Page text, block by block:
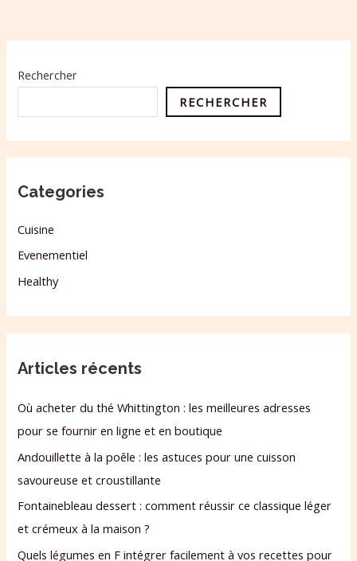
Rechercher
RECHERCHER
Categories
Cuisine
Evenementiel
Healthy
Articles récents
Où acheter du thé Whittington : les meilleures adresses
pour se fournir en ligne et en boutique
Andouillette à la poêle : les astuces pour une cuisson
savoureuse et croustillante
Fontainebleau dessert : comment réussir ce classique léger
et crémeux à la maison ?
Quels légumes en F intégrer facilement à vos recettes pour